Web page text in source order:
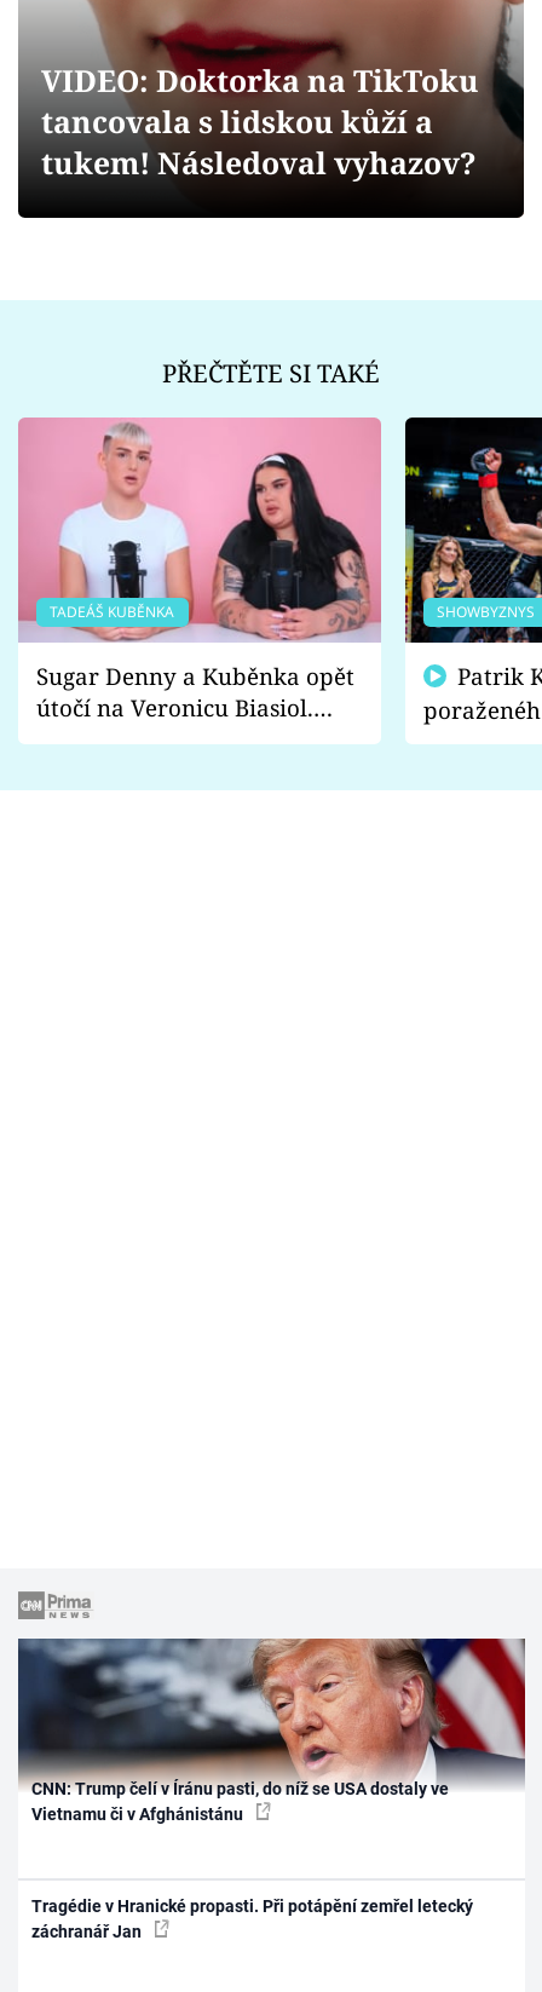
Videa
Sledujte prima+
VIDEO: Doktorka na TikToku
tancovala s lidskou kůží a
tukem! Následoval vyhazov?
PŘEČTĚTE SI TAKÉ
TADEÁŠ KUBĚNKA
Sugar Denny a Kuběnka opět
útočí na Veronicu Biasiol.
Proč je podle nich falešná a
SHOWBYZNYS
fanoušci
CNN: Trump čelí v Íránu pasti, do níž se USA dostaly ve
Vietnamu či v Afghánistánu
Tragédie v Hranické propasti. Při potápění zemřel letecký
záchranář Jan